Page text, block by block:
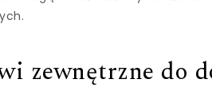
zewnętrzne do